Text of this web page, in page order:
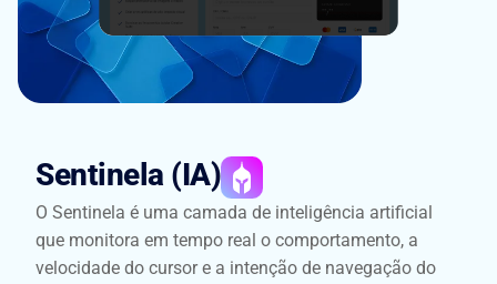
Sentinela (IA)
O Sentinela é uma camada de inteligência artificial
que monitora em tempo real o comportamento, a
velocidade do cursor e a intenção de navegação do